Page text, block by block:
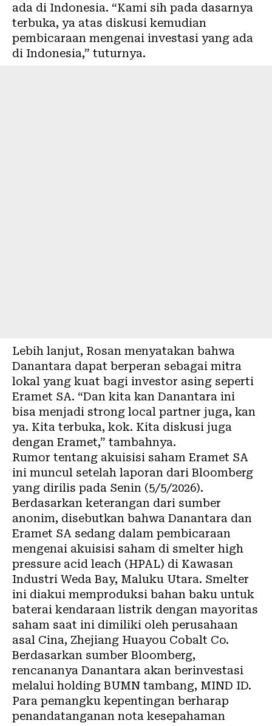
ada di Indonesia. “Kami sih pada dasarnya
terbuka, ya atas diskusi kemudian
pembicaraan mengenai investasi yang ada
di Indonesia,” tuturnya.
Lebih lanjut, Rosan menyatakan bahwa
Danantara dapat berperan sebagai mitra
lokal yang kuat bagi investor asing seperti
Eramet SA. “Dan kita kan Danantara ini
bisa menjadi strong local partner juga, kan
ya. Kita terbuka, kok. Kita diskusi juga
dengan Eramet,” tambahnya.
Rumor tentang akuisisi saham Eramet SA
ini muncul setelah laporan dari Bloomberg
yang dirilis pada Senin (5/5/2026).
Berdasarkan keterangan dari sumber
anonim, disebutkan bahwa Danantara dan
Eramet SA sedang dalam pembicaraan
mengenai akuisisi saham di smelter high
pressure acid leach (HPAL) di Kawasan
Industri Weda Bay, Maluku Utara. Smelter
ini diakui memproduksi bahan baku untuk
baterai kendaraan listrik dengan mayoritas
saham saat ini dimiliki oleh perusahaan
asal Cina, Zhejiang Huayou Cobalt Co.
Berdasarkan sumber Bloomberg,
rencananya Danantara akan berinvestasi
melalui holding BUMN tambang, MIND ID.
Para pemangku kepentingan berharap
penandatanganan nota kesepahaman